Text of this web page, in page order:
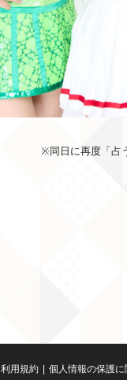
※同日に再度「占
利用規約 個人情報の保護に